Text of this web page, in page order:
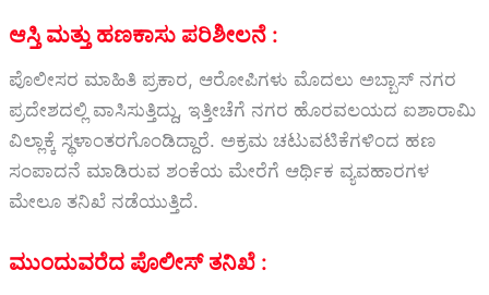
ಆಸ್ತಿ ಮತ್ತು ಹಣಕಾಸು ಪರಿಶೀಲನೆ :
ಪೊಲೀಸರ ಮಾಹಿತಿ ಪ್ರಕಾರ, ಆರೋಪಿಗಳು ಮೊದಲು ಅಬ್ಬಾಸ್ ನಗರ
ಪ್ರದೇಶದಲ್ಲಿ ವಾಸಿಸುತ್ತಿದ್ದು, ಇತ್ತೀಚೆಗೆ ನಗರ ಹೊರವಲಯದ ಐಶಾರಾಮಿ
ವಿಲ್ಲಾಕ್ಕೆ ಸ್ಥಳಾಂತರಗೊಂಡಿದ್ದಾರೆ. ಅಕ್ರಮ ಚಟುವಟಿಕೆಗಳಿಂದ ಹಣ
ಸಂಪಾದನೆ ಮಾಡಿರುವ ಶಂಕೆಯ ಮೇರೆಗೆ ಆರ್ಥಿಕ ವ್ಯವಹಾರಗಳ
ಮೇಲೂ ತನಿಖೆ ನಡೆಯುತ್ತಿದೆ.
ಮುಂದುವರೆದ ಪೊಲೀಸ್ ತನಿಖೆ :